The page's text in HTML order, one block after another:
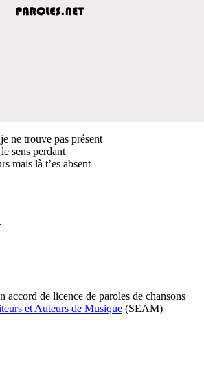
ne trouve pas présent
sens perdant
mais là t’es absent
accord de licence de paroles de chansons
et Auteurs de Musique (SEAM)